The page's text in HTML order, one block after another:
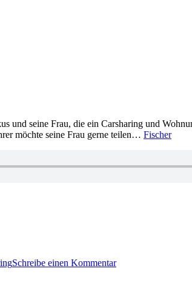
und seine Frau, die ein Carsharing und
möchte seine Frau gerne teilen… Fischer
Schreibe einen KommentarArno